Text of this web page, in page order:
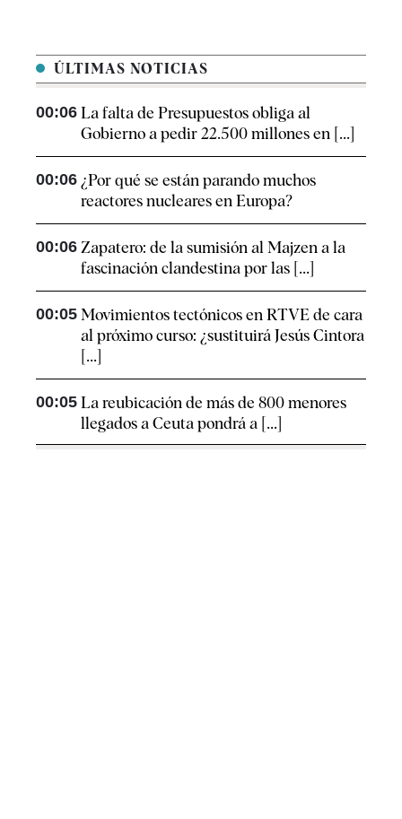
ÚLTIMAS NOTICIAS
00:06 La falta de Presupuestos obliga al
Gobierno a pedir 22.500 millones en [...]
00:06 ¿Por qué se están parando muchos
reactores nucleares en Europa?
00:06 Zapatero: de la sumisión al Majzen a la
fascinación clandestina por las [...]
00:05 Movimientos tectónicos en RTVE de cara
al próximo curso: ¿sustituirá Jesús Cintora
[...]
00:05 La reubicación de más de 800 menores
llegados a Ceuta pondrá a [...]